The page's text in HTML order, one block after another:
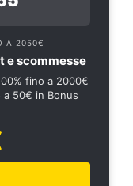
A 2050€
e scommesse
fino a 2000€
a 50€ in Bonus